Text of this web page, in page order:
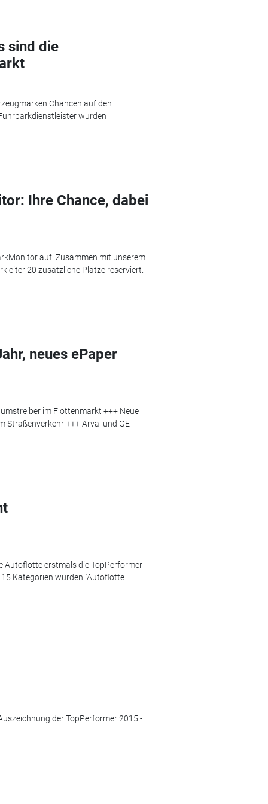
sind die
Chancen auf den
wurden
Ihre Chance, dabei
auf. Zusammen mit unserem
20 zusätzliche Plätze reserviert.
neues ePaper
im Flottenmarkt +++ Neue
Straßenverkehr +++ Arval und GE
Autoflotte erstmals die TopPerformer
Kategorien wurden "Autoflotte
der TopPerformer 2015 -